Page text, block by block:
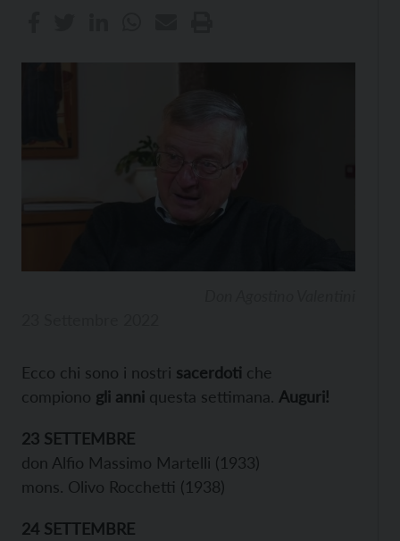
Ecco chi sono i nostri sacerdoti che
compiono gli anni questa settimana. Auguri!
23 SETTEMBRE
don Alfio Massimo Martelli (1933)
mons. Olivo Rocchetti (1938)
24 SETTEMBRE